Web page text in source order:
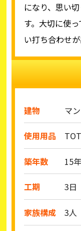
になり、思い
す。大切に使
い打ち合わせ
建物 マ
使用用品
築年数 15年
工期 3日
家族構成 3人